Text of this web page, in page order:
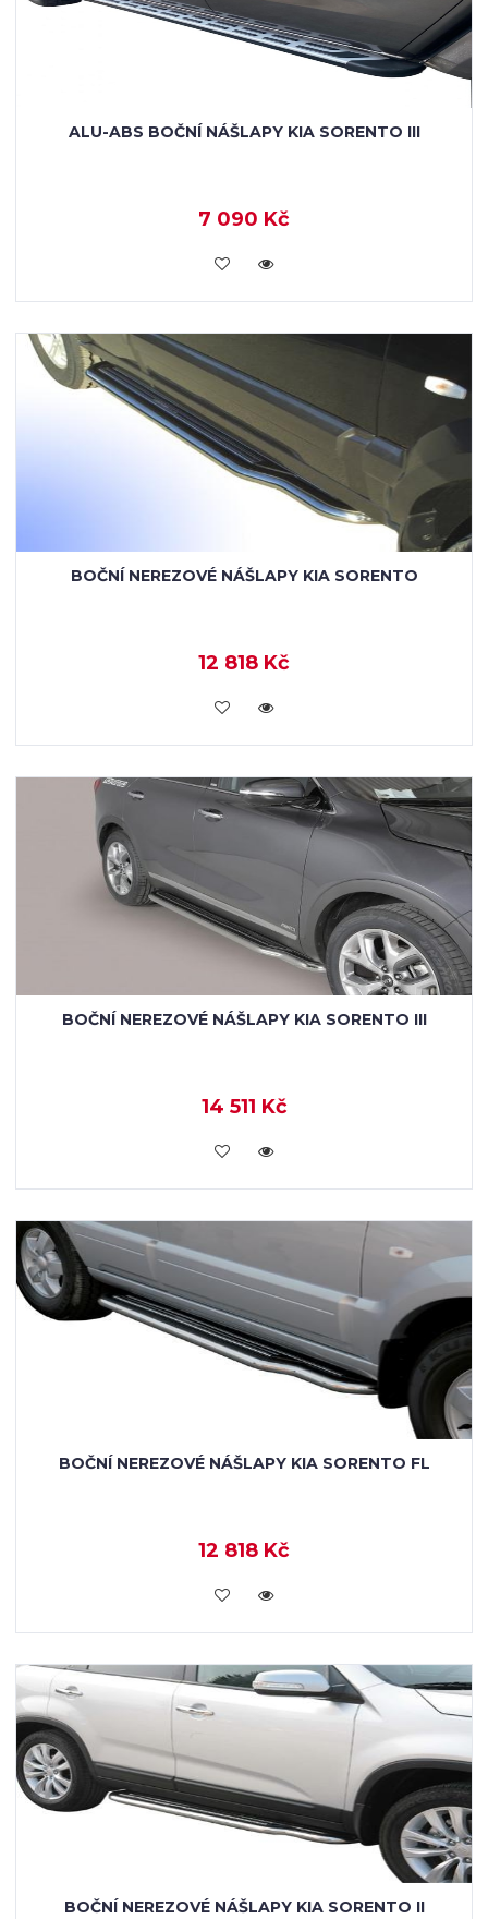
ALU-ABS BOČNÍ NÁŠLAPY KIA SORENTO III
7 090 Kč
KOUPIT
BOČNÍ NEREZOVÉ NÁŠLAPY KIA SORENTO
12 818 Kč
KOUPIT
BOČNÍ NEREZOVÉ NÁŠLAPY KIA SORENTO III
14 511 Kč
KOUPIT
BOČNÍ NEREZOVÉ NÁŠLAPY KIA SORENTO FL
12 818 Kč
KOUPIT
BOČNÍ NEREZOVÉ NÁŠLAPY KIA SORENTO II